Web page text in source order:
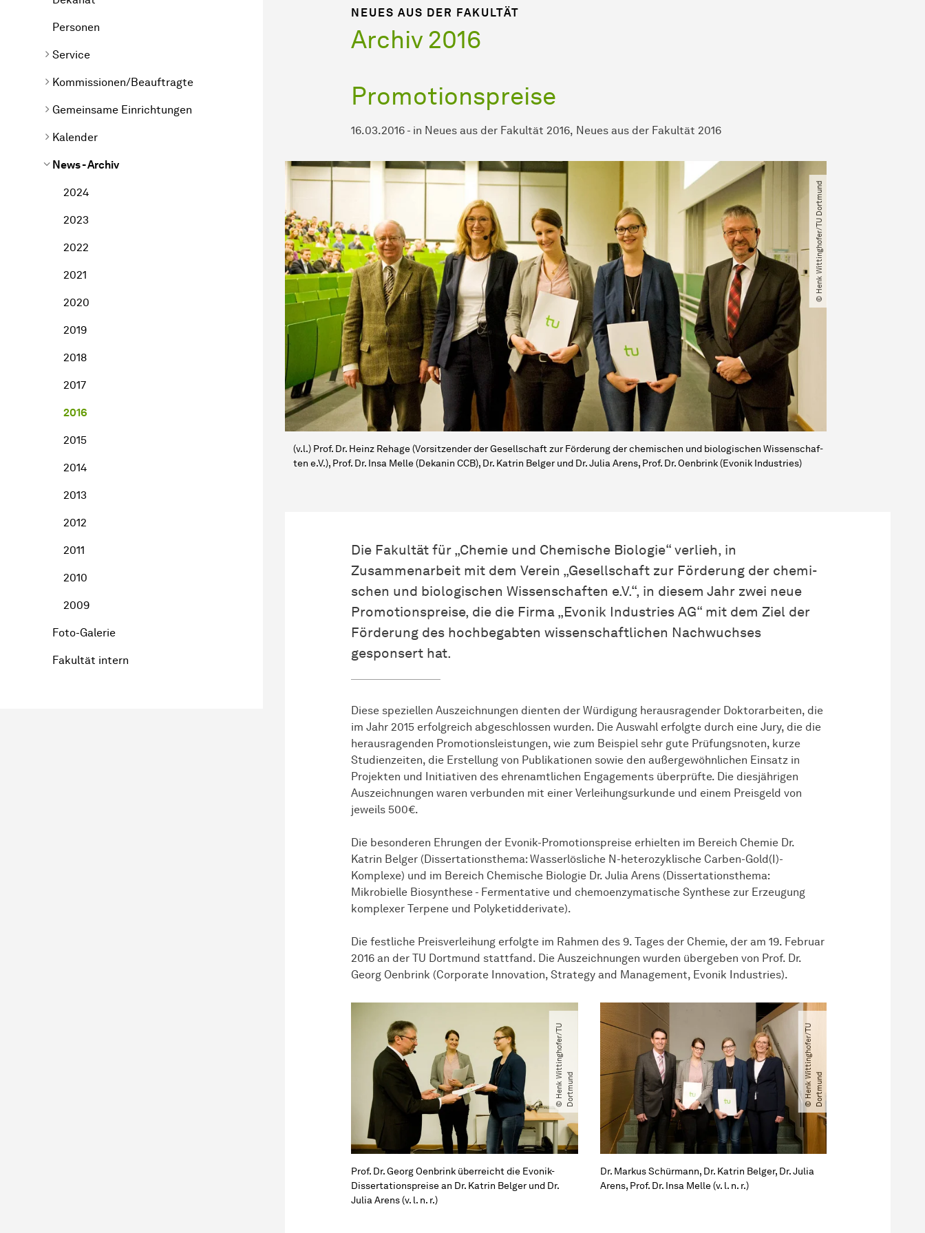
Personen
Service
Kommissionen/Beauftragte
Gemeinsame Einrichtungen
Kalender
News - Archiv
2024
2023
2022
2021
2020
2019
2018
2017
2016
2015
2014
2013
2012
2011
2010
2009
Foto-Galerie
Fakultät intern
NEUES AUS DER FAKULTÄT
Archiv 2016
Promotionspreise
16.03.2016 - in Neues aus der Fakultät 2016 Neues aus der Fakultät 2016
© Henk Wittinghofer​/​TU Dortmund
(v.l.) Prof. Dr. Heinz Rehage (Vorsitzender der Gesellschaft zur Förderung derche­mi­schen und biologischen Wis­sen­schaf­
ten e.V.), Prof. Dr. Insa Melle (Dekanin CCB), Dr. Katrin Belger und Dr. Julia Arens, Prof. Dr. Oenbrink (Evonik Industries)
Die Fakultät für „Chemie und Chemische Biologie“ verlieh, in
Zusammenarbeit mit dem Verein „Gesellschaft zur Förderung der che­mi­
schen und biologischen Wis­sen­schaf­ten e.V.“, in diesem Jahr zwei neue
Promotionspreise, die die Firma „Evonik Industries AG“ mit dem Ziel der
Förderung des hochbegabten wissenschaftlichen Nachwuchses
gesponsert hat.
Diese speziellen Auszeichnungen dienten der Würdigung her­aus­ra­gen­der Doktorarbeiten, die
im Jahr 2015 erfolgreich abgeschlossen wurden. Die Auswahl erfolgte durch eine Jury, die die
herausragenden Promotionsleistungen, wie zum Beispiel sehr gute Prüfungsnoten, kurze
Studienzeiten, die Erstellung von Publikationen sowie den außergewöhnlichen Einsatz in
Projekten und Initiativen des ehrenamtlichen Engagements überprüfte. Die dies­jäh­rigen
Auszeichnungen waren verbunden mit einer Verleihungsurkunde und einem Preisgeld von
jeweils 500€.
Die besonderen Ehrungen der Evonik-Promotionspreise erhielten im Bereich Chemie Dr.
Katrin Belger (Dissertationsthema: Wasserlösliche N-heterozyklische Carben-Gold(I)-
Komplexe) und im Bereich Chemische Biologie Dr. Julia Arens (Dissertationsthema:
Mikrobielle Bio­syn­the­se - Fermentative und chemoenzymatische Synthese zur Erzeugung
komplexer Terpene und Polyketidderivate).
Die festliche Preisverleihung erfolgte im Rahmen des 9. Tages der Chemie, der am 19. Februar
2016 an der TU Dortmund stattfand. Die Auszeichnungen wurden übergeben von Prof. Dr.
Georg Oenbrink (Corporate Innovation, Strategy and Management, Evonik Industries).
©
H
e
n
kW
i
t
t
i
n
g
h
o
f
e
r​
/​
T
U
D
o
r
t
m
u
nd
Prof. Dr. Georg Oenbrink über­reichtdie Evonik-
Dissertationspreise an Dr. Katrin Belger und Dr.
Julia Arens (v. l. n. r.)
©
H
e
n
kW
i
t
t
i
n
g
h
o
f
e
r​
/​
T
U
D
o
r
t
m
u
nd
Dr. Markus Schürmann, Dr. Katrin Belger, Dr. Julia
Arens, Prof. Dr. Insa Melle (v. l. n. r.)